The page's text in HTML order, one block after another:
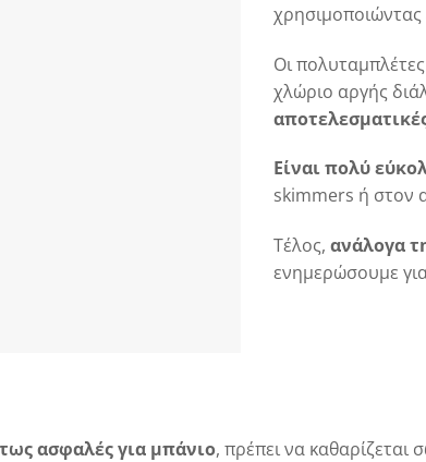
Οι
χλώριο αργής
Είναι πολύ
skimmers ή στον
Τέλος, ανάλογα
ενημερώσουμε
ασφαλές για μπάνιο, πρέπει να καθαρίζεται